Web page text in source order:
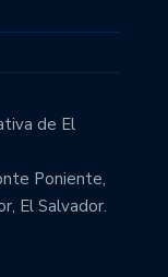
de El
Poniente,
El Salvador.